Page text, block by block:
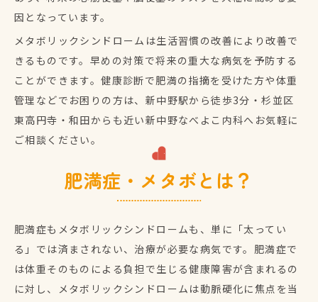
因となっています。
メタボリックシンドロームは生活習慣の改善により改善で
きるものです。早めの対策で将来の重大な病気を予防する
ことができます。健康診断で肥満の指摘を受けた方や体重
管理などでお困りの方は、新中野駅から徒歩3分・杉並区
東高円寺・和田からも近い新中野なべよこ内科へお気軽に
ご相談ください。
肥満症・メタボとは？
肥満症もメタボリックシンドロームも、単に「太ってい
る」では済まされない、治療が必要な病気です。肥満症で
は体重そのものによる負担で生じる健康障害が含まれるの
に対し、メタボリックシンドロームは動脈硬化に焦点を当